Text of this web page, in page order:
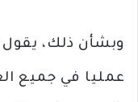
وبشأن ذلك، يقول
عمليا في جميع